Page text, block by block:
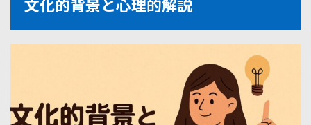
文化的背景と心理的解説